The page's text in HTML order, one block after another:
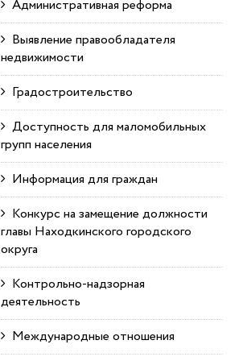
Административная реформа
Выявление правообладателя
недвижимости
Градостроительство
Доступность для маломобильных
групп населения
Информация для граждан
Конкурс на замещение должности
главы Находкинского городского
округа
Контрольно-надзорная
деятельность
Международные отношения